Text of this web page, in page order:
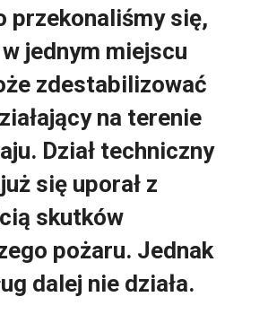
przekonaliśmy się,
jednym miejscu
zdestabilizować
na terenie
Dział techniczny
się uporał z
skutków
pożaru. Jednak
dalej nie działa.